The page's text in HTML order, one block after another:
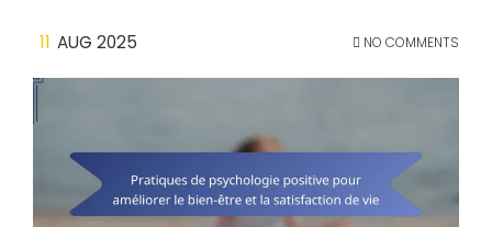
11 AUG 2025 NO COMMENTS